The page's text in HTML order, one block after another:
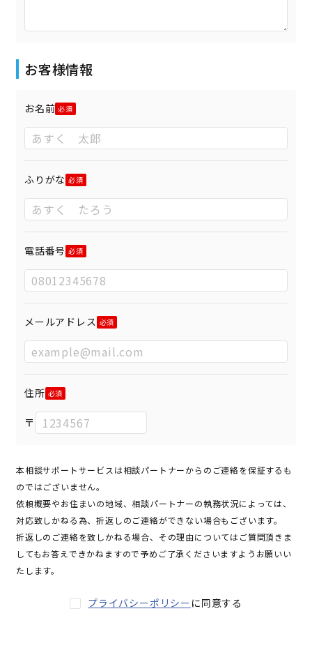
お客様情報
お名前
ふりがな
電話番号
メールアドレス
住所
〒
本相談サポートサービスは相談パートナーからのご連絡を保証するも
のではございません。
依頼概要やお住まいの地域、相談パートナーの執務状況によっては、
対応致しかねる為、折返しのご連絡ができない場合もございます。
折返しのご連絡を致しかねる場合、その理由についてはご質問頂きま
してもお答えできかねますので予めご了承くださいますようお願いい
たします。
プライバシーポリシー に同意する